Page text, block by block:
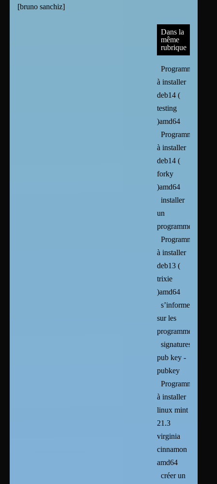
[bruno sanchiz]
Dans la
même
rubrique
Programmes
à installer
deb14 (
testing
)amd64
Programmes
à installer
deb14 (
forky
)amd64
installer
un
programme
Programmes
à installer
deb13 (
trixie
)amd64
s’informer
sur les
programmes
signatures
pub key -
pubkey
Programmes
à installer
linux mint
21.3
virginia
cinnamon
amd64
créer un